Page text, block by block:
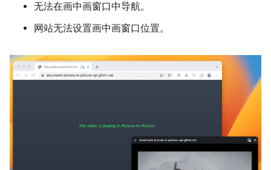
无法在画中画窗口中导航。
网站无法设置画中画窗口位置。